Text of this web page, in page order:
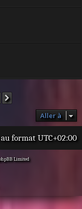
Aller à
format UTC+02:00
Limited